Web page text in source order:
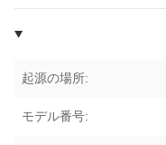
起源の場所:
モデル番号: